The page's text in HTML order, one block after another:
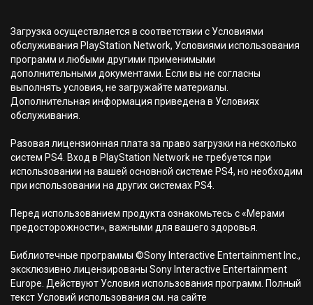
Загрузка осуществляется в соответствии с Условиями
обслуживания PlayStation Network, Условиями использования
программ и любыми другими применимыми
дополнительными документами. Если вы не согласны
выполнять условия, не загружайте материалы.
Дополнительная информация приведена в Условиях
обслуживания.
Разовая лицензионная плата за право загрузки на несколько
систем PS4. Вход в PlayStation Network не требуется при
использовании на вашей основной системе PS4, но необходим
при использовании на других системах PS4.
Перед использованием продукта ознакомьтесь с «Мерами
предосторожности», важными для вашего здоровья.
Библиотечные программы ©Sony Interactive Entertainment Inc.,
эксклюзивно лицензированы Sony Interactive Entertainment
Europe. Действуют Условия использования программ. Полный
текст Условий использования см. на сайте